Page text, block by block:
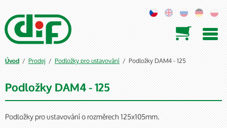

Úvod/Prodej/Podložky pro ustavování/ Podložky DAM4 - 125
Podložky DAM4 - 125
Podložky pro ustavování o rozměrech 125x105mm.